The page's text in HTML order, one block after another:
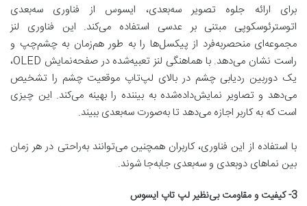
برای ارائه جلوه تصویر سه‌بعدی، ایسوس از فناوری سه‌بعدی
اتوسترئوسکوپی مبتنی بر عدسی استفاده می‌کند. این فناوری لنز
مجموعه‌ای منحصربه‌فرد از پیکسل‌ها را به طور هم‌زمان به چشم‌چپ و
راست نشان می‌دهد. با هماهنگی لنز تعبیه‌شده در صفحه‌نمایش OLED،
یک دوربین ردیابی چشم در بالای لپ‌تاپ موقعیت چشم را تشخیص
می‌دهد و تصاویر نمایش‌داده‌شده به بیننده را بهینه می‌کند. این چیزی
است که به کاربر اجازه می‌دهد تا به‌صورت سه‌بعدی ببیند.
با استفاده از این فناوری، کاربران همچنین می‌توانند به‌راحتی در هر زمان
بین نماهای دوبعدی و سه‌بعدی جابه‌جا شوند.
3- کیفیت و مقاومت بی‌نظیر لپ تاپ ایسوس